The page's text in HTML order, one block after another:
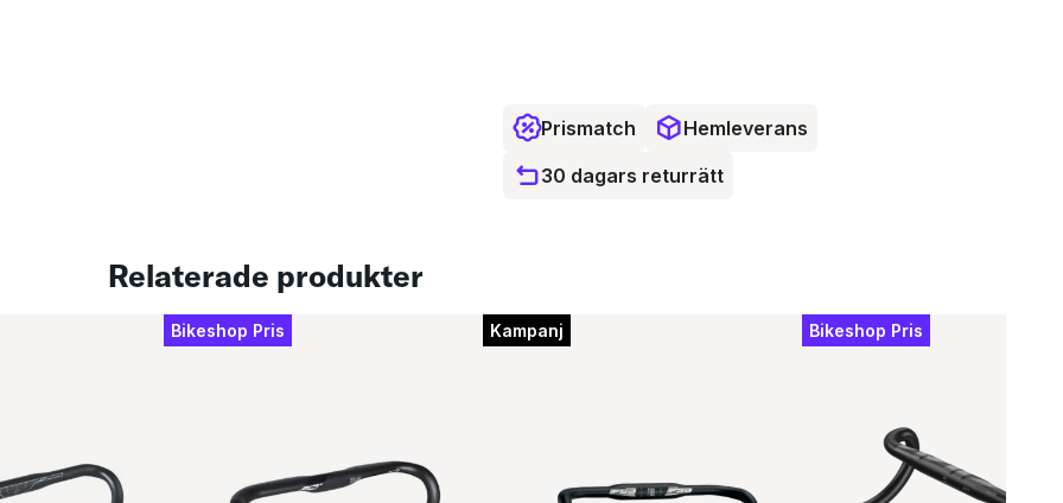
Prismatch
Hemleverans
30 dagars returrätt
Relaterade produkter
Bikeshop Pris Kampanj Bikeshop Pris